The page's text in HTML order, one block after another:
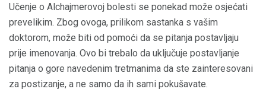
Učenje o Alchajmerovoj bolesti se ponekad može osjećati
prevelikim. Zbog ovoga, prilikom sastanka s vašim
doktorom, može biti od pomoći da se pitanja postavljaju
prije imenovanja. Ovo bi trebalo da uključuje postavljanje
pitanja o gore navedenim tretmanima da ste zainteresovani
za postizanje, a ne samo da ih sami pokušavate.